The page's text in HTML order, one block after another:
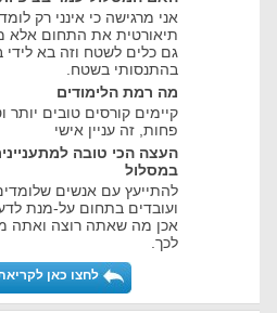
אני מרגישה כי אינני רק
תיאורטית את התחום אלא
גם כלים לשטח וזה בא לידי
בהתנסותי בשטח.
מה רמת הלימודים
קיימים קורסים טובים יותר
פחות, זה עניין אישי
העצה הכי טובה
במסלול
להתייעץ עם אנשים
ועובדים בתחום על-מנת
אכן מה שאתה רוצה ואתה
לכך.
לחצו כאן